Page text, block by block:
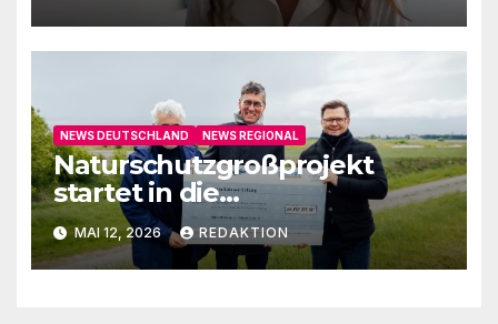
NEWS DEUTSCHLAND NEWS REGIONAL
Naturschutzgroßprojekt
startet in die
Umsetzungsphase
MAI 12, 2026 REDAKTION